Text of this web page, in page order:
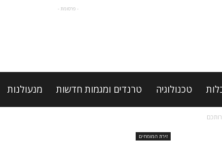
- פרסומת -
טכנולוגיה טרנדים ומגמות חדשות מנעולנות
זירת המומחים